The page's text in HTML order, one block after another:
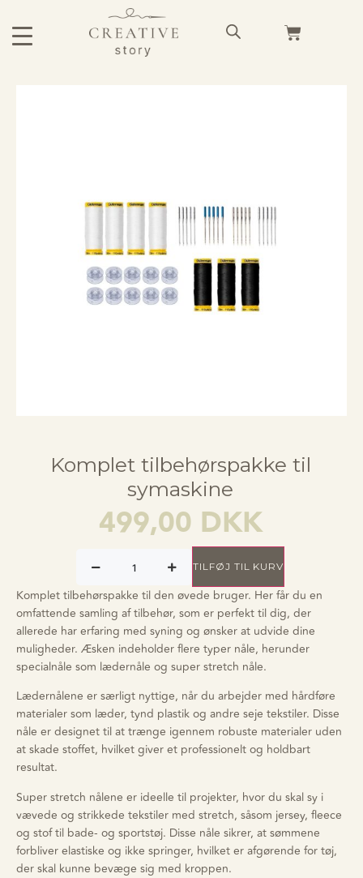
Komplet tilbehørspakke til
symaskine
499,00 DKK
TILFØJ TIL KURV
Komplet tilbehørspakke til den øvede bruger. Her får du en
omfattende samling af tilbehør, som er perfekt til dig, der
allerede har erfaring med syning og ønsker at udvide dine
muligheder. Æsken indeholder flere typer nåle, herunder
specialnåle som lædernåle og super stretch nåle.
Lædernålene er særligt nyttige, når du arbejder med hårdføre
materialer som læder, tynd plastik og andre seje tekstiler. Disse
nåle er designet til at trænge igennem robuste materialer uden
at skade stoffet, hvilket giver et professionelt og holdbart
resultat.
Super stretch nålene er ideelle til projekter, hvor du skal sy i
vævede og strikkede tekstiler med stretch, såsom jersey, fleece
og stof til bade- og sportstøj. Disse nåle sikrer, at sømmene
forbliver elastiske og ikke springer, hvilket er afgørende for tøj,
der skal kunne bevæge sig med kroppen.